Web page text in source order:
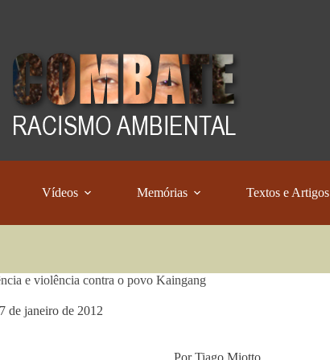
Vídeos Memórias Textos e Artigos
e violência contra o povo Kaingang
de janeiro de 2012
Por Tiago Miotto